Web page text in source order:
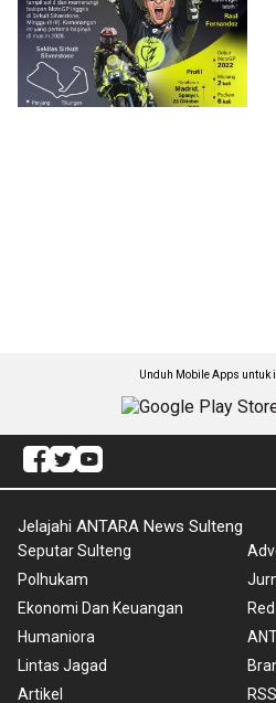
Unduh Mobile Apps untuk
Jelajahi ANTARA News Sulteng
Seputar Sulteng
Polhukam
Ekonomi Dan Keuangan
Humaniora
Lintas Jagad
Artikel
RSS